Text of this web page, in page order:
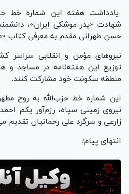
یادداشت هفته این شماره خط
شهادت «پدر موشکی ایران»،
حسن طهرانی مقدم به معرفی کتاب
نیرو‌های مؤمن و انقلابی سراسر
توزیع این هفته‌نامه در مساجد
منطقه سکونت خود مشارکت کنند.
این شماره خط حزب‌الله به روح
نیروی زمینی سپاه، رزم‌آور یکم
زارعی و سرگرد علی رحمانیان تقدیم
انتهای پیام/